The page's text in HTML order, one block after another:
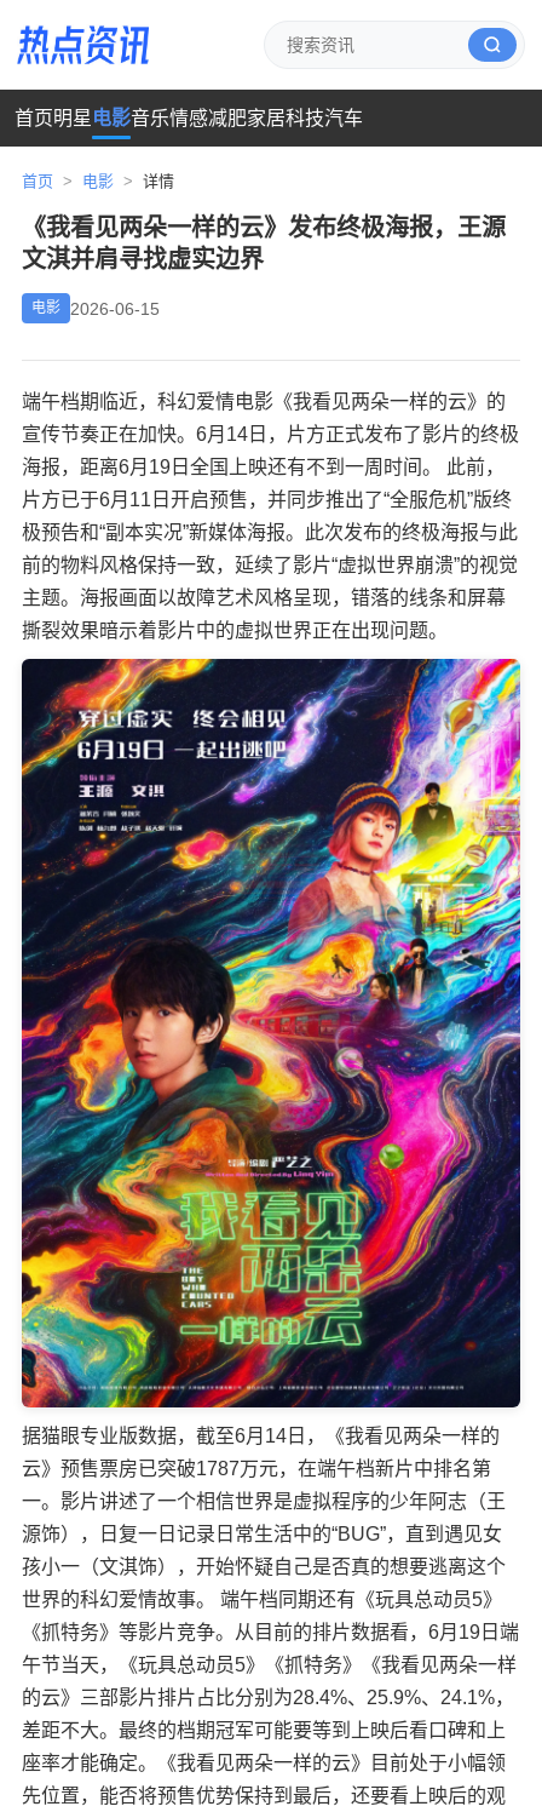
首页明星 电影音乐情感减肥家居科技汽车
首页 > 电影 > 详情
《我看见两朵一样的云》发布终极海报，王源
文淇并肩寻找虚实边界
电影 2026-06-15
端午档期临近，科幻爱情电影《我看见两朵一样的云》的
宣传节奏正在加快。6月14日，片方正式发布了影片的终极
海报，距离6月19日全国上映还有不到一周时间。 此前，
片方已于6月11日开启预售，并同步推出了“全服危机”版终
极预告和“副本实况”新媒体海报。此次发布的终极海报与此
前的物料风格保持一致，延续了影片“虚拟世界崩溃”的视觉
主题。海报画面以故障艺术风格呈现，错落的线条和屏幕
撕裂效果暗示着影片中的虚拟世界正在出现问题。
据猫眼专业版数据，截至6月14日，《我看见两朵一样的
云》预售票房已突破1787万元，在端午档新片中排名第
一。影片讲述了一个相信世界是虚拟程序的少年阿志（王
源饰），日复一日记录日常生活中的“BUG”，直到遇见女
孩小一（文淇饰），开始怀疑自己是否真的想要逃离这个
世界的科幻爱情故事。 端午档同期还有《玩具总动员5》
《抓特务》等影片竞争。从目前的排片数据看，6月19日端
午节当天，《玩具总动员5》《抓特务》《我看见两朵一样
的云》三部影片排片占比分别为28.4%、25.9%、24.1%，
差距不大。最终的档期冠军可能要等到上映后看口碑和上
座率才能确定。《我看见两朵一样的云》目前处于小幅领
先位置，能否将预售优势保持到最后，还要看上映后的观